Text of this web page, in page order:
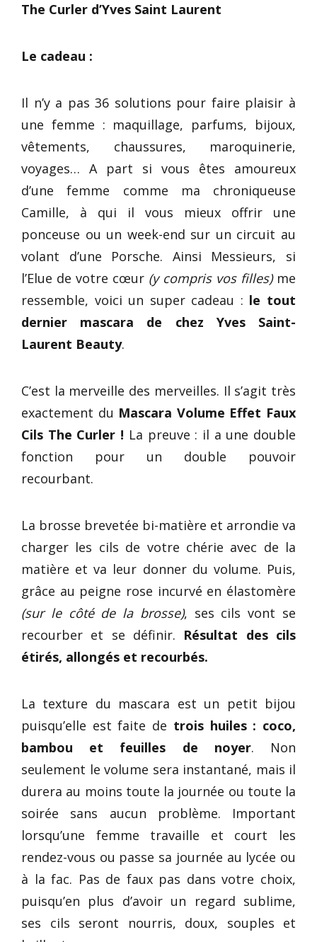
The Curler d’Yves Saint Laurent
Le cadeau :
Il n’y a pas 36 solutions pour faire plaisir à
une femme : maquillage, parfums, bijoux,
vêtements, chaussures, maroquinerie,
voyages… A part si vous êtes amoureux
d’une femme comme ma chroniqueuse
Camille, à qui il vous mieux offrir une
ponceuse ou un week-end sur un circuit au
volant d’une Porsche. Ainsi Messieurs, si
l’Elue de votre cœur (y compris vos filles)me
ressemble, voici un super cadeau : le tout
dernier mascara de chez Yves Saint-
Laurent Beauty.
C’est la merveille des merveilles. Il s’agit très
exactement du Mascara Volume Effet Faux
Cils The Curler ! La preuve : il a une double
fonction pour un double pouvoir
recourbant.
La brosse brevetée bi-matière et arrondie va
charger les cils de votre chérie avec de la
matière et va leur donner du volume. Puis,
grâce au peigne rose incurvé en élastomère
(sur le côté de la brosse), ses cils vont se
recourber et se définir. Résultat des cils
étirés, allongés et recourbés.
La texture du mascara est un petit bijou
puisqu’elle est faite de trois huiles : coco,
bambou et feuilles de noyer. Non
seulement le volume sera instantané, mais il
durera au moins toute la journée ou toute la
soirée sans aucun problème. Important
lorsqu’une femme travaille et court les
rendez-vous ou passe sa journée au lycée ou
à la fac. Pas de faux pas dans votre choix,
puisqu’en plus d’avoir un regard sublime,
ses cils seront nourris, doux, souples et